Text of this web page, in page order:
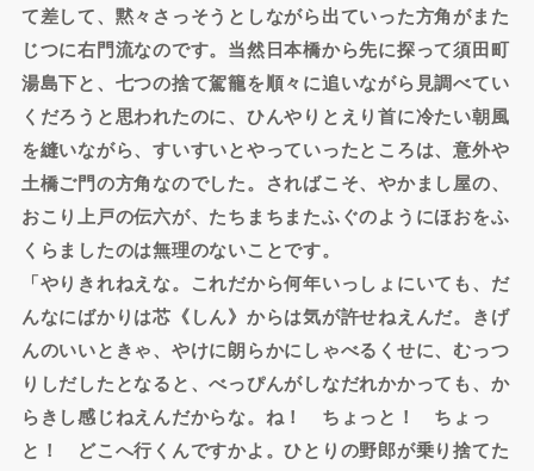
て差して、黙々さっそうとしながら出ていった方角がまた
じつに右門流なのです。当然日本橋から先に探って須田町
湯島下と、七つの捨て駕籠を順々に追いながら見調べてい
くだろうと思われたのに、ひんやりとえり首に冷たい朝風
を縫いながら、すいすいとやっていったところは、意外や
土橋ご門の方角なのでした。さればこそ、やかまし屋の、
おこり上戸の伝六が、たちまちまたふぐのようにほおをふ
くらましたのは無理のないことです。
「やりきれねえな。これだから何年いっしょにいても、だ
んなにばかりは芯《しん》からは気が許せねえんだ。きげ
んのいいときゃ、やけに朗らかにしゃべるくせに、むっつ
りしだしたとなると、べっぴんがしなだれかかっても、か
らきし感じねえんだからな。ね！ ちょっと！ ちょっ
と！ どこへ行くんですかよ。ひとりの野郎が乗り捨てた